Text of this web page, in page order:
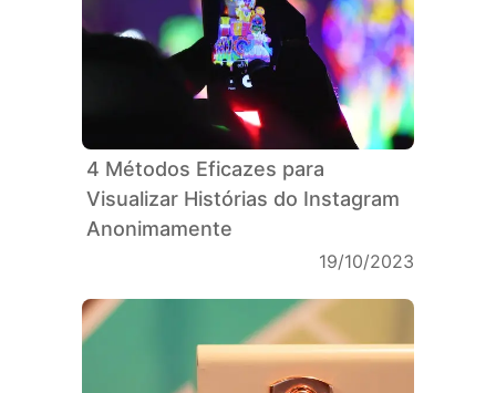
4 Métodos Eficazes para
Visualizar Histórias do Instagram
Anonimamente
19/10/2023